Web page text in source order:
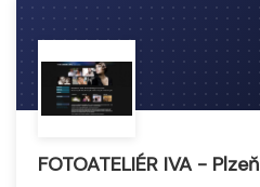
FOTOATELIÉR IVA - Plzeň